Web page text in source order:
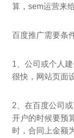
算，sem运营来
百度推广需要条
1、公司或个人
很快，网站页面
2、在百度公司
开户的时候要预
时，合同上金额